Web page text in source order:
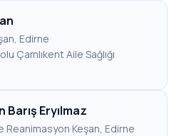
Edirne·
Çamlıkent Aile Sağlığı
Barış Eryılmaz
Reanimasyon·Keşan, Edirne·